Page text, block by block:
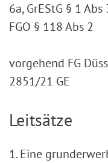
6a, GrEStG § 1
FGO § 118 Abs 2
vorgehend FG
2851/21 GE
Leitsätze
1. Eine